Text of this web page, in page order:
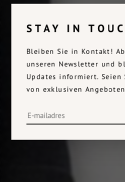
STAY IN
Bleiben Sie in Kontakt!
unseren Newsletter und
Updates informiert. Seien
von exklusiven